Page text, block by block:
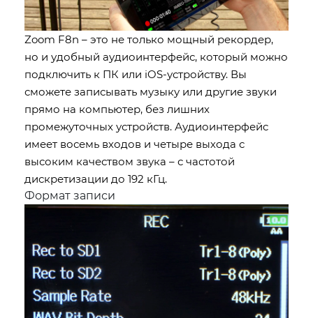
Zoom F8n – это не только мощный рекордер,
но и удобный аудиоинтерфейс, который можно
подключить к ПК или iOS-устройству. Вы
сможете записывать музыку или другие звуки
прямо на компьютер, без лишних
промежуточных устройств. Аудиоинтерфейс
имеет восемь входов и четыре выхода с
высоким качеством звука – с частотой
дискретизации до 192 кГц.
Формат записи